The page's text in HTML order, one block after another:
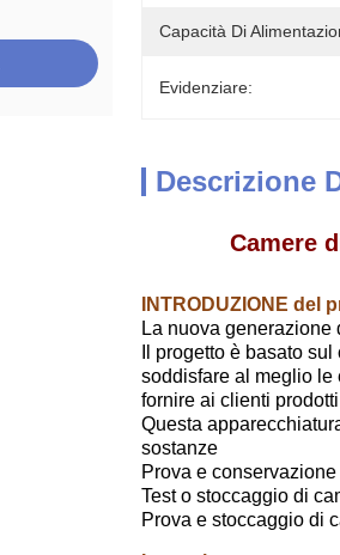
Capacità Di
Evidenziare:
Descrizione
Camere
INTRODUZIONE del
La nuova
Il progetto è basato
soddisfare al meglio
fornire ai clienti
Questa
sostanze
Prova e
Test o stoccaggio di
Prova e stoccaggio di